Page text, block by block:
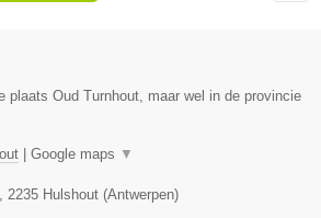
plaats Oud Turnhout, maar wel in de provincie
| Google maps ▼
2235 Hulshout (Antwerpen)